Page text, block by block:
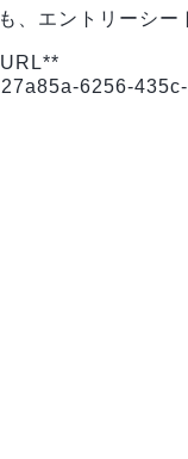
エントリーシー
6256-